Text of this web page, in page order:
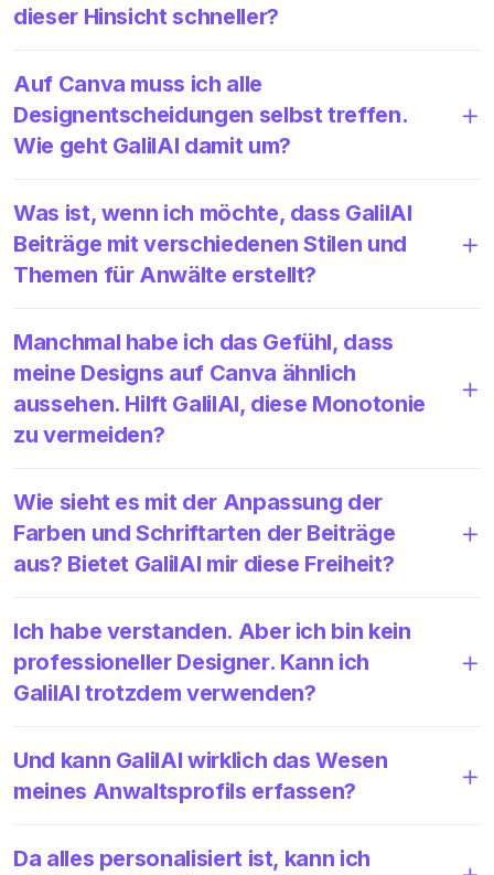
dieser Hinsicht schneller?
Auf Canva muss ich alle
Designentscheidungen selbst treffen.
Wie geht GalilAI damit um?
Was ist, wenn ich möchte, dass GalilAI
Beiträge mit verschiedenen Stilen und
Themen für Anwälte erstellt?
Manchmal habe ich das Gefühl, dass
meine Designs auf Canva ähnlich
aussehen. Hilft GalilAI, diese Monotonie
zu vermeiden?
Wie sieht es mit der Anpassung der
Farben und Schriftarten der Beiträge
aus? Bietet GalilAI mir diese Freiheit?
Ich habe verstanden. Aber ich bin kein
professioneller Designer. Kann ich
GalilAI trotzdem verwenden?
Und kann GalilAI wirklich das Wesen
meines Anwaltsprofils erfassen?
Da alles personalisiert ist, kann ich